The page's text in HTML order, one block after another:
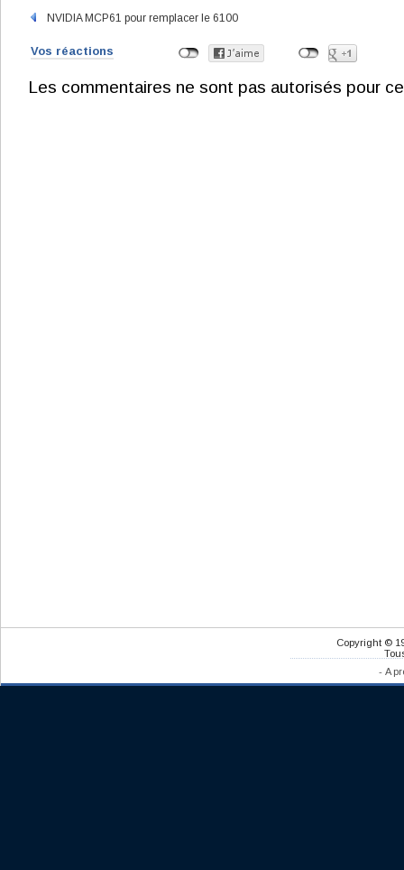
NVIDIA MCP61 pour remplacer le 6100
Vos réactions
Les commentaires ne sont pas autorisés pour
Copyright ©
- A